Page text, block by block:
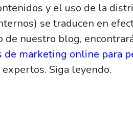
y el uso de la
se traducen en
de nuestro blog,
de marketing online para
Siga leyendo.